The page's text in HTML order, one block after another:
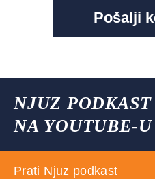
NJUZ PODKAST
NA YOUTUBE-U
Prati Njuz podkast